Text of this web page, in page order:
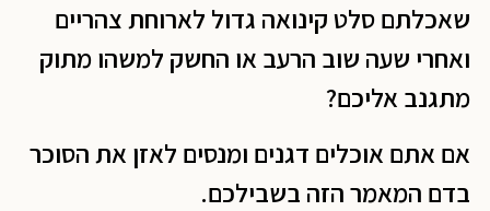
שאכלתם סלט קינואה גדול לארוחת צהריים
ואחרי שעה שוב הרעב או החשק למשהו מתוק
מתגנב אליכם?
אם אתם אוכלים דגנים ומנסים לאזן את הסוכר
בדם המאמר הזה בשבילכם.